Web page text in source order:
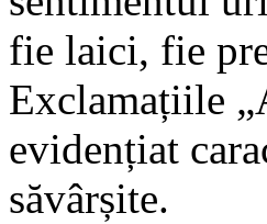
fie laici, fie
Exclamațiile
evidențiat
săvârșite.